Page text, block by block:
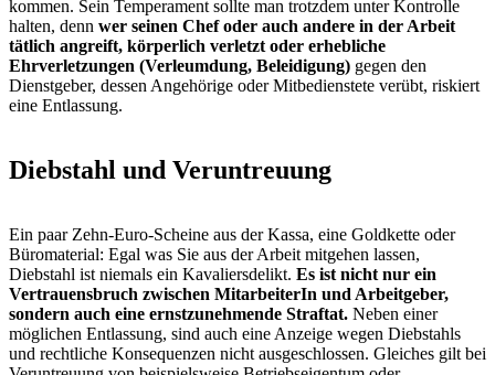
kommen. Sein Temperament sollte man trotzdem unter Kontrolle
halten, denn wer seinen Chef oder auch andere in der Arbeit
tätlich angreift, körperlich verletzt oder erhebliche
Ehrverletzungen (Verleumdung, Beleidigung) gegen den
Dienstgeber, dessen Angehörige oder Mitbedienstete verübt, riskiert
eine Entlassung.
Diebstahl und Veruntreuung
Ein paar Zehn-Euro-Scheine aus der Kassa, eine Goldkette oder
Büromaterial: Egal was Sie aus der Arbeit mitgehen lassen,
Diebstahl ist niemals ein Kavaliersdelikt. Es ist nicht nur ein
Vertrauensbruch zwischen MitarbeiterIn und Arbeitgeber,
sondern auch eine ernstzunehmende Straftat. Neben einer
möglichen Entlassung, sind auch eine Anzeige wegen Diebstahls
und rechtliche Konsequenzen nicht ausgeschlossen. Gleiches gilt bei